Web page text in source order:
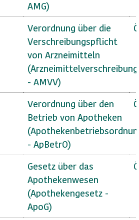
AMG)
Verordnung über die
Verschreibungspflicht
von Arzneimitteln
- AMVV)
Verordnung über den
Betrieb von Apotheken
- ApBetrO)
Gesetz über das
Apothekenwesen
(Apothekengesetz -
ApoG)